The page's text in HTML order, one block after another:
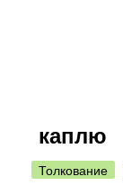
каплю
Толкование